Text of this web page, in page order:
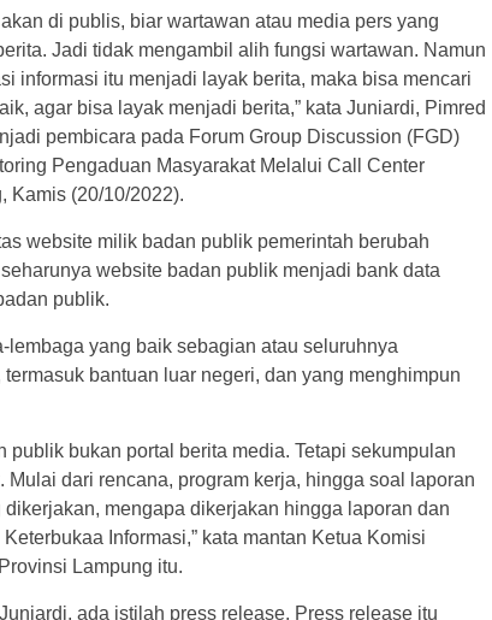
di publis, biar wartawan atau media pers yang
Jadi tidak mengambil alih fungsi wartawan. Namun
informasi itu menjadi layak berita, maka bisa mencari
agar bisa layak menjadi berita,” kata Juniardi, Pimred
pembicara pada Forum Group Discussion (FGD)
Pengaduan Masyarakat Melalui Call Center
Kamis (20/10/2022).
website milik badan publik pemerintah berubah
website badan publik menjadi bank data
publik.
yang baik sebagian atau seluruhnya
bantuan luar negeri, dan yang menghimpun
publik bukan portal berita media. Tetapi sekumpulan
dari rencana, program kerja, hingga soal laporan
mengapa dikerjakan hingga laporan dan
Informasi,” kata mantan Ketua Komisi
Lampung itu.
ada istilah press release. Press release itu